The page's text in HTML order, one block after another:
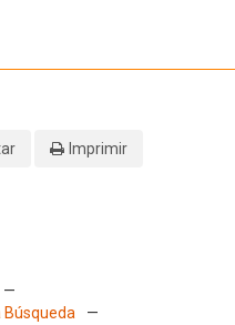
Imprimir
—
Búsqueda
—